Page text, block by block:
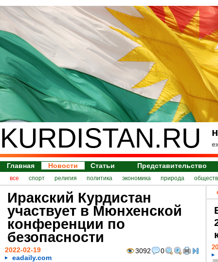
KURDISTAN.RU
Главная Новости Статьи Представительство
все спорт религия политика экономика природа
Иракский Курдистан
участвует в Мюнхенской
конференции по
безопасности
3092 0
2022-02-19
eadaily.com